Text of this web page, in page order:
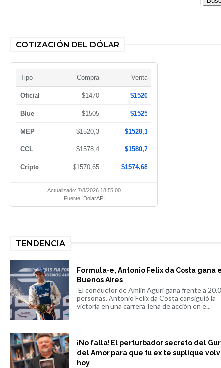
COTIZACIÓN DEL DÓLAR
Tipo Compra Venta
Oficial $1470 $1520
Blue $1505 $1525
MEP $1520,3 $1528,1
CCL $1578,4 $1580,7
Cripto $1570,65 $1574,68
Actualizado: 7/8/2026 18:55:00
Fuente: DolarAPI
TENDENCIA
Formula-e, Antonio Felix da Costa gana
Buenos Aires
El conductor de Amlin Aguri gana frente a
personas. Antonio Felix da Costa consiguió la
victoria en una carrera llena de acción en e...
¡No falla! El perturbador secreto del
del Amor para que tu ex te suplique
hoy